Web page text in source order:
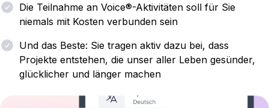
Die Teilnahme an Voice®-Aktivitäten soll für Sie
niemals mit Kosten verbunden sein
Und das Beste: Sie tragen aktiv dazu bei, dass
Projekte entstehen, die unser aller Leben gesünder,
glücklicher und länger machen